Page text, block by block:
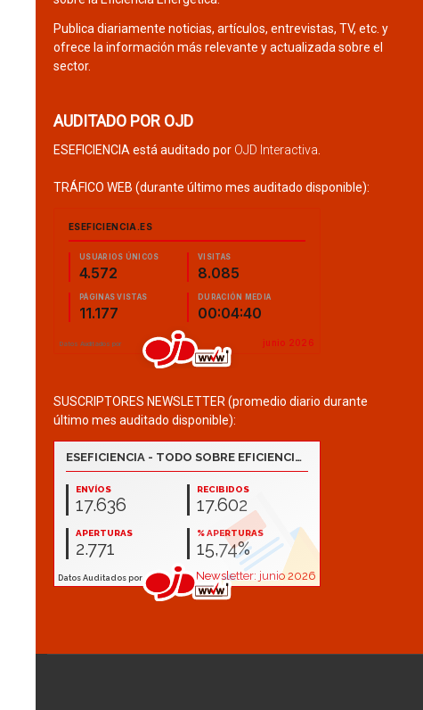
Publica diariamente noticias, artículos, entrevistas, TV, etc. y
ofrece la información más relevante y actualizada sobre el
sector.
AUDITADO POR OJD
ESEFICIENCIA está auditado por OJD Interactiva
TRÁFICO WEB (durante último mes auditado disponible):
SUSCRIPTORES NEWSLETTER (promedio diario durante
último mes auditado disponible):